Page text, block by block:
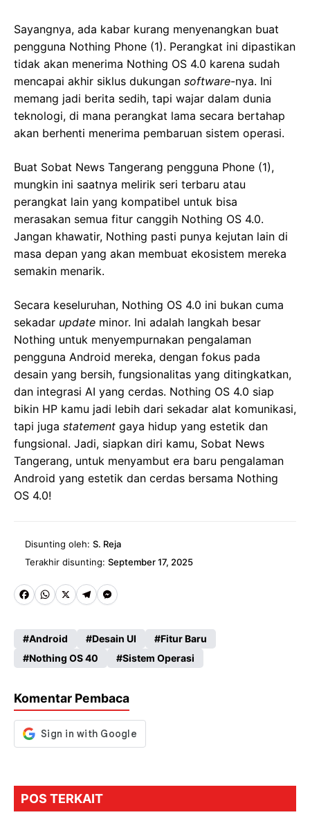
Sayangnya, ada kabar kurang menyenangkan buat
pengguna Nothing Phone (1). Perangkat ini dipastikan
tidak akan menerima Nothing OS 4.0 karena sudah
mencapai akhir siklus dukungan software-nya. Ini
memang jadi berita sedih, tapi wajar dalam dunia
teknologi, di mana perangkat lama secara bertahap
akan berhenti menerima pembaruan sistem operasi.
Buat Sobat News Tangerang pengguna Phone (1),
mungkin ini saatnya melirik seri terbaru atau
perangkat lain yang kompatibel untuk bisa
merasakan semua fitur canggih Nothing OS 4.0.
Jangan khawatir, Nothing pasti punya kejutan lain di
masa depan yang akan membuat ekosistem mereka
semakin menarik.
Secara keseluruhan, Nothing OS 4.0 ini bukan cuma
sekadar update minor. Ini adalah langkah besar
Nothing untuk menyempurnakan pengalaman
pengguna Android mereka, dengan fokus pada
desain yang bersih, fungsionalitas yang ditingkatkan,
dan integrasi AI yang cerdas. Nothing OS 4.0 siap
bikin HP kamu jadi lebih dari sekadar alat komunikasi,
tapi juga statement gaya hidup yang estetik dan
fungsional. Jadi, siapkan diri kamu, Sobat News
Tangerang, untuk menyambut era baru pengalaman
Android yang estetik dan cerdas bersama Nothing
OS 4.0!
Disunting oleh: S. Reja
Terakhir disunting: September 17, 2025
Fa
b
o
k
W
ts
A
p
X
Te
gr
a
M
se
n
er
Android Desain UI
Fitur Baru
Nothing OS 40
Sistem Operasi
Komentar Pembaca
POS TERKAIT